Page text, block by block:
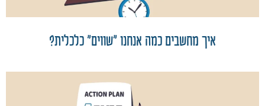
איך מחשבים כמה אנחנו "שווים" כלכלית?